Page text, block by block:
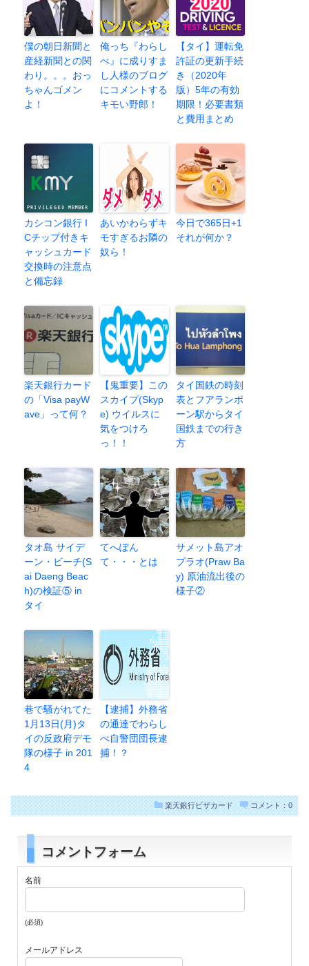
僕の朝日新聞と
産経新聞との関
わり。。。おっ
ちゃんゴメン
よ！
俺っち『わらし
べ』に成りすま
し人様のブログ
にコメントする
キモい野郎！
【タイ】運転免
許証の更新手続
き（2020年
版）5年の有効
期限！必要書類
と費用まとめ
カシコン銀行 I
Cチップ付きキ
ャッシュカード
交換時の注意点
と備忘録
あいかわらずキ
モすぎるお隣の
奴ら！
今日で365日+1
それが何か？
楽天銀行カード
の「Visa payW
ave」って何？
【鬼重要】この
スカイプ(Skyp
e) ウイルスに
気をつけろ
っ！！
タイ国鉄の時刻
表とフアランポ
ーン駅からタイ
国鉄までの行き
方
タオ島 サイデ
ーン・ビーチ(S
ai Daeng Beac
h)の検証⑤ in
タイ
てへぽん
て・・・とは
サメット島アオ
プラオ(Praw Ba
y) 原油流出後の
様子②
巷で騒がれてた
1月13日(月)タ
イの反政府デモ
隊の様子 in 201
4
【逮捕】外務省
の通達でわらし
べ自警団団長逮
捕！？
楽天銀行ビザカード コメント：0
コメントフォーム
名前
(必須)
メールアドレス